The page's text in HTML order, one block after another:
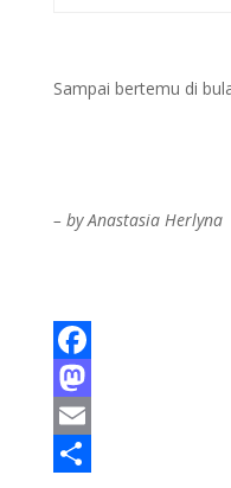
Sampai bertemu di
– by Anastasia Herlyna
F
a
c
M
aE